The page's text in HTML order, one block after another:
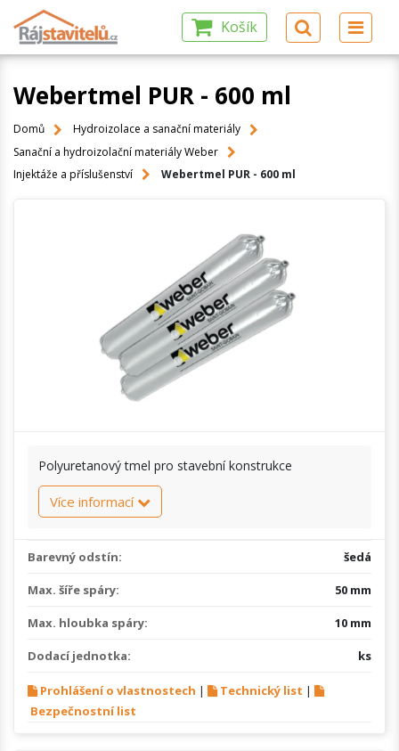
Košík
Webertmel PUR - 600 ml
Domů
Hydroizolace a sanační materiály
Sanační a hydroizolační materiály Weber
Injektáže a příslušenství
Webertmel PUR - 600 ml
Polyuretanový tmel pro stavební konstrukce
Více informací
Barevný odstín: šedá
Max. šíře spáry: 50 mm
Max. hloubka spáry: 10 mm
Dodací jednotka: ks
Prohlášení o vlastnostech | Technický list |
Bezpečnostní list